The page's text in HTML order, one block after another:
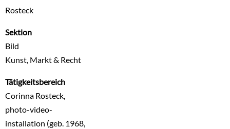
Rosteck
Sektion
Bild
Kunst, Markt & Recht
Tätigkeitsbereich
Corinna Rosteck,
photo-video-
installation (geb. 1968,